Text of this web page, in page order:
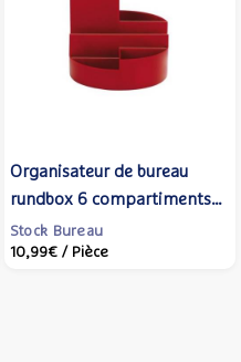
Organisateur de bureau
rundbox 6 compartiments
Rouge - MAUL
Stock Bureau
10,99€ / Pièce